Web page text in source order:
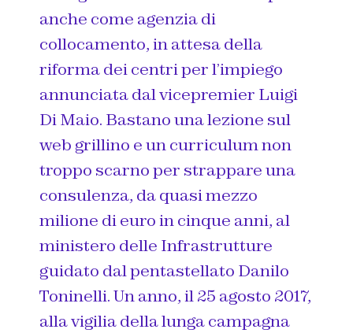
anche come agenzia di
collocamento, in attesa della
riforma dei centri per l’impiego
annunciata dal vicepremier Luigi
Di Maio. Bastano una lezione sul
web grillino e un curriculum non
troppo scarno per strappare una
consulenza, da quasi mezzo
milione di euro in cinque anni, al
ministero delle Infrastrutture
guidato dal pentastellato Danilo
Toninelli. Un anno, il 25 agosto 2017,
alla vigilia della lunga campagna